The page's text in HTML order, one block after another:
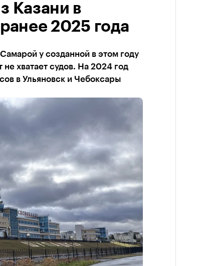
Казани в
2025 года
у созданной в этом году
хватает судов. На 2024 год
в Ульяновск и Чебоксары